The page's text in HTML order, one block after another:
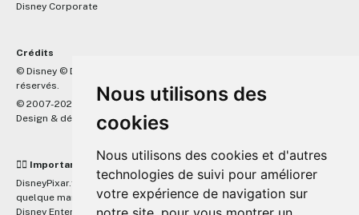
Nous utilisons des
cookies
Nous utilisons des cookies et d'autres
technologies de suivi pour améliorer
votre expérience de navigation sur
Disney Corporate
Crédits
© Disney © Disney/Pixar © &
réservés.
© 2007-2026 DisneyPixar.fr
Design & développement :MonsieurPaul
☝🏼 Important
DisneyPixar.fr est un site indépendant et n'est en aucun cas lié de
quelque manière que ce soit avec The Walt Disney Company, Pixar,
Disney Enterprises, Inc ou leurs dérivés ou associés. Toute demande